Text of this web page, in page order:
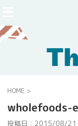
HOME >
wholefoods-
投稿日： 2015/08/21